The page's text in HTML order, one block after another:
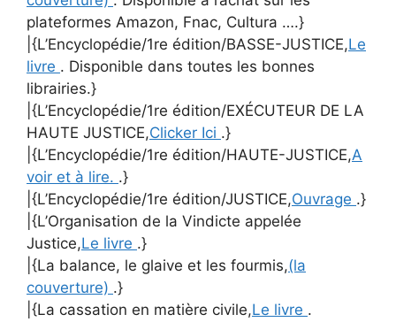
plateformes Amazon, Fnac, Cultura ….}
|{L’Encyclopédie/1re édition/BASSE-JUSTICE,Le
livre . Disponible dans toutes les bonnes
librairies.}
|{L’Encyclopédie/1re édition/EXÉCUTEUR DE LA
HAUTE JUSTICE,Clicker Ici .}
|{L’Encyclopédie/1re édition/HAUTE-JUSTICE,A
voir et à lire. .}
|{L’Encyclopédie/1re édition/JUSTICE,Ouvrage .}
|{L’Organisation de la Vindicte appelée
Justice,Le livre .}
|{La balance, le glaive et les fourmis,(la
couverture) .}
|{La cassation en matière civile,Le livre .